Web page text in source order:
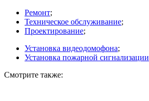
Ремонт;
Техническое обслуживание;
Проектирование;
Установка видеодомофона;
Установка пожарной сигнализации
Смотрите также: